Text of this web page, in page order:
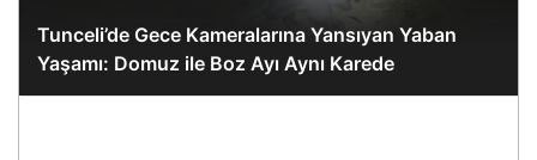
Tunceli’de Gece Kameralarına Yansıyan Yaban
Yaşamı: Domuz ile Boz Ayı Aynı Karede